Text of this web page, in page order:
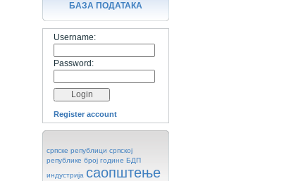
БАЗA ПОДАТАКА
Username:
Password:
Register account
српске републици српској
републике број године БДП
индустрија саопштење